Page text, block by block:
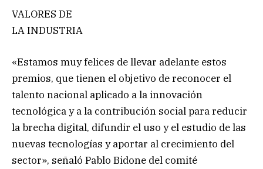
VALORES DE
LA INDUSTRIA
«Estamos muy felices de llevar adelante estos
premios, que tienen el objetivo de reconocer el
talento nacional aplicado a la innovación
tecnológica y a la contribución social para reducir
la brecha digital, difundir el uso y el estudio de las
nuevas tecnologías y aportar al crecimiento del
sector», señaló Pablo Bidone del comité